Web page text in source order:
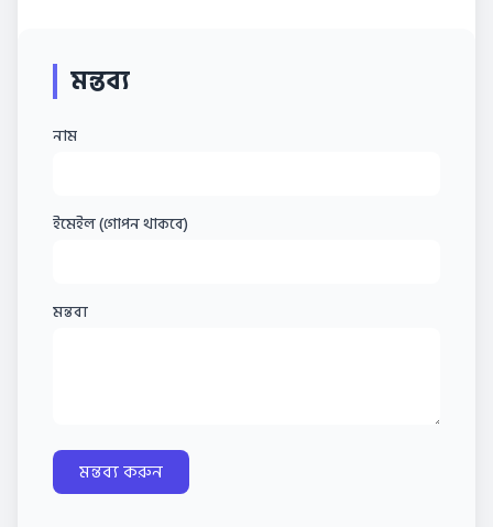
মন্তব্য
নাম
ইমেইল (গোপন থাকবে)
মন্তব্য
মন্তব্য করুন